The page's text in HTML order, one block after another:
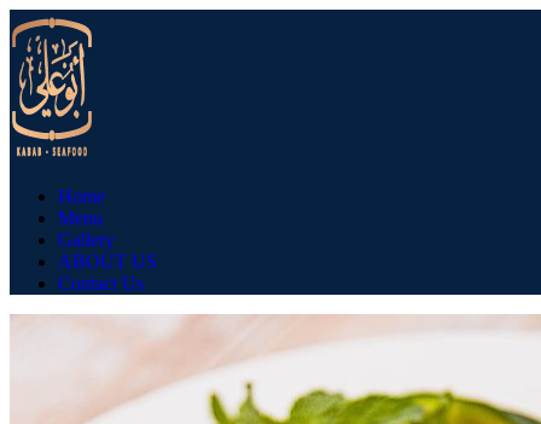
Home
Menu
Gallery
ABOUT US
Contact Us